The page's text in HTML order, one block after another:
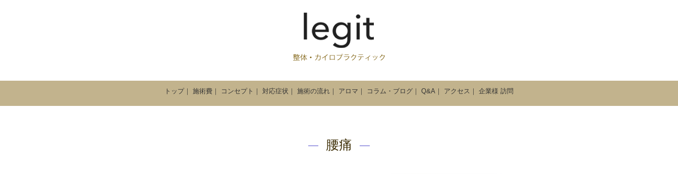
トップ｜ 施術費 ｜ コンセプト ｜ 対応症状 ｜ 施術の流れ ｜ アロマ ｜ コラム・ブログ ｜ Q&A ｜ アクセス ｜ 企業様 訪問
腰痛